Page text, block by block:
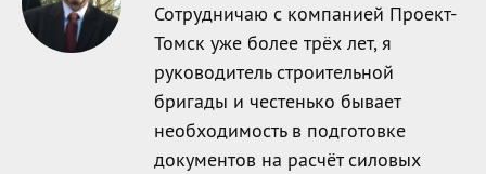
Сотрудничаю с компанией Проект-
Томск уже более трёх лет, я
руководитель строительной
бригады и честенько бывает
необходимость в подготовке
документов на расчёт силовых